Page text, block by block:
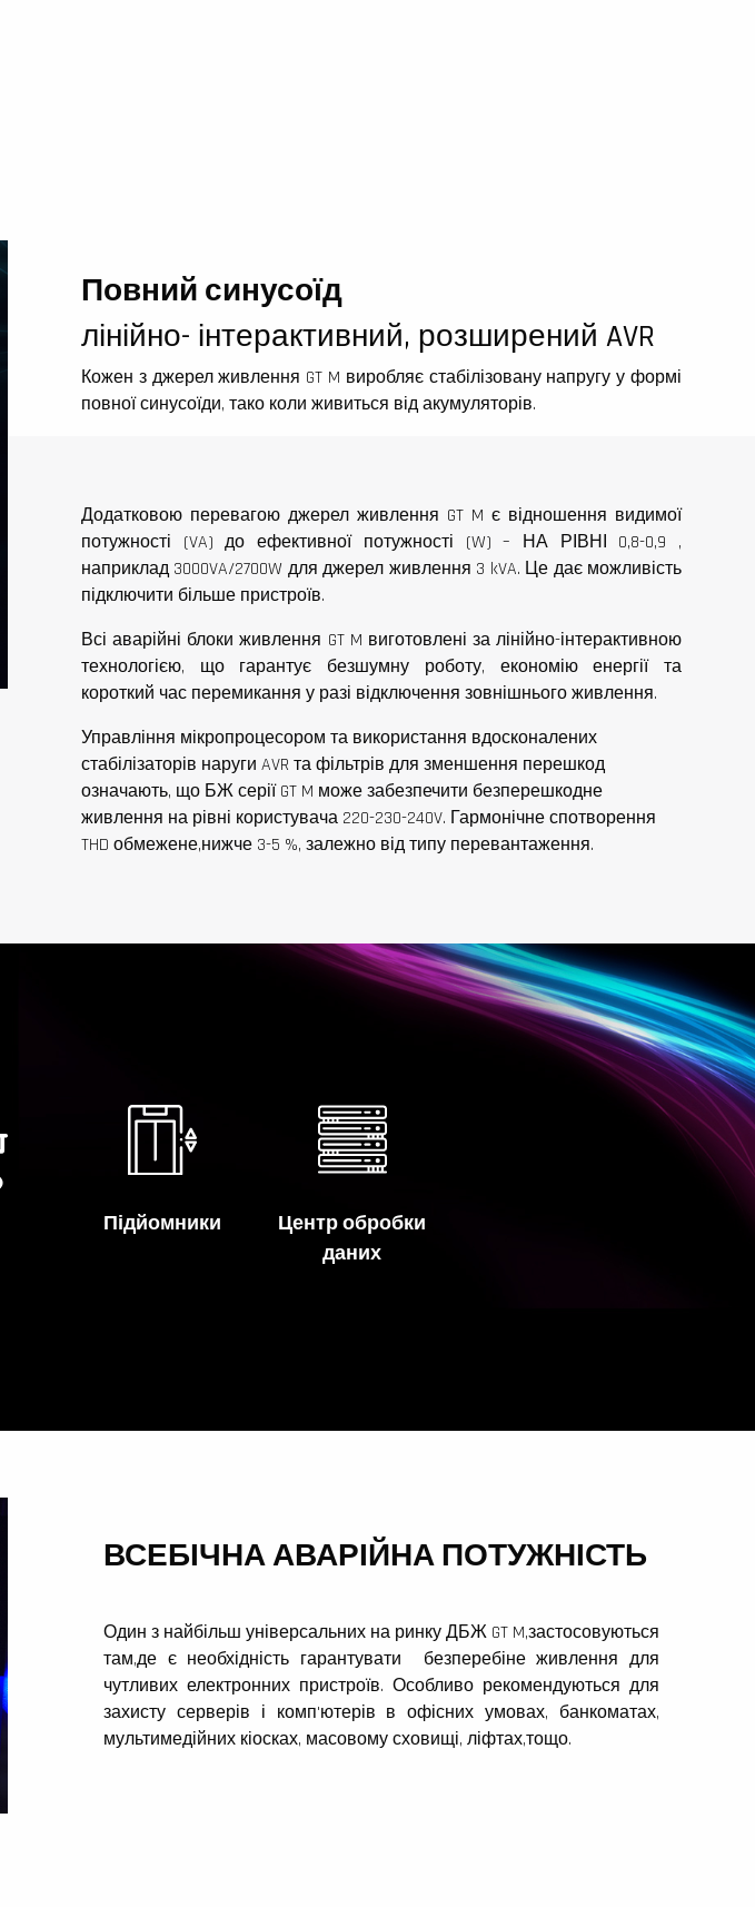
Повний синусоїд
лінійно- інтерактивний, розширений AVR
Кожен з джерел живлення GT M виробляє стабілізовану напругу у формі
повної синусоїди, тако коли живиться від акумуляторів.
Додатковою перевагою джерел живлення GT M є відношення видимої
потужності (VA) до ефективної потужності (W) – НА РІВНІ 0,8-0,9 ,
наприклад 3000VA/2700W для джерел живлення 3 kVA. Це дає можливість
підключити більше пристроїв.
Всі аварійні блоки живлення GT M виготовлені за лінійно-інтерактивною
технологією, що гарантує безшумну роботу, економію енергії та
короткий час перемикання у разі відключення зовнішнього живлення.
Управління мікропроцесором та використання вдосконалених
стабілізаторів наруги AVR та фільтрів для зменшення перешкод
означають, що БЖ серії GT M може забезпечити безперешкодне
живлення на рівні користувача 220-230-240V. Гармонічне спотворення
THD обмежене,нижче 3-5 %, залежно від типу перевантаження.
Підйомники
Центр обробки
даних
ВСЕБІЧНА АВАРІЙНА ПОТУЖНІСТЬ
Один з найбільш універсальних на ринку ДБЖ GT M,застосовуються
там,де є необхідність гарантувати безперебіне живлення для
чутливих електронних пристроїв. Особливо рекомендуються для
захисту серверів і комп'ютерів в офісних умовах, банкоматах,
мультимедійних кіосках, масовому сховищі, ліфтах,тощо.